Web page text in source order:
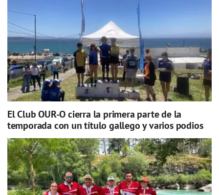
El Club OUR-O cierra la primera parte de la
temporada con un título gallego y varios podios